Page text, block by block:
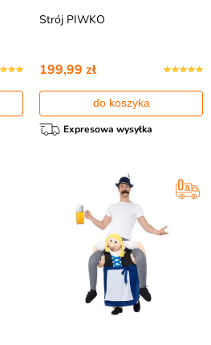
Strój PIWKO
199,99 zł
do koszyka
Expresowa wysyłka